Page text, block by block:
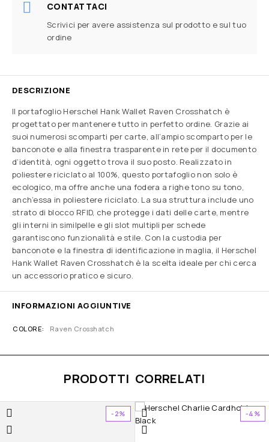
CONTATTACI
Scrivici per avere assistenza sul prodotto e sul tuo
ordine
DESCRIZIONE
Il portafoglio Herschel Hank Wallet Raven Crosshatch è
progettato per mantenere tutto in perfetto ordine. Grazie ai
suoi numerosi scomparti per carte, all’ampio scomparto per le
banconote e alla finestra trasparente in rete per il documento
d’identità, ogni oggetto trova il suo posto. Realizzato in
poliestere riciclato al 100%, questo portafoglio non solo è
ecologico, ma offre anche una fodera a righe tono su tono,
anch’essa in poliestere riciclato. La sua struttura include uno
strato di blocco RFID, che protegge i dati delle carte, mentre
gli interni in similpelle e gli slot multipli per schede
garantiscono funzionalità e stile. Con la custodia per
banconote e la finestra di identificazione in maglia, il Herschel
Hank Wallet Raven Crosshatch è la scelta ideale per chi cerca
un accessorio pratico e sicuro.
INFORMAZIONI AGGIUNTIVE
COLORE Raven Crosshatch
PRODOTTI CORRELATI
-2% -4%